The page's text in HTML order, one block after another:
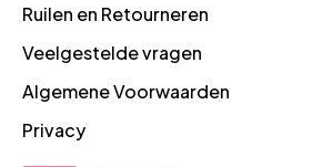
Ruilen en Retourneren
Veelgestelde vragen
Algemene Voorwaarden
Privacy